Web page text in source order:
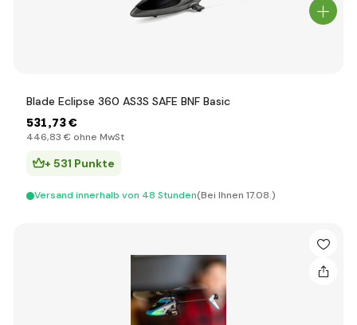
Blade Eclipse 360 AS3S SAFE BNF Basic
531,73 €
446,83 € ohne MwSt
+ 531 Punkte
Versand innerhalb von 48 Stunden(Bei Ihnen 17.08.)